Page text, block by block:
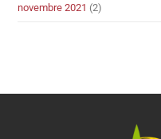
novembre 2021 (2)